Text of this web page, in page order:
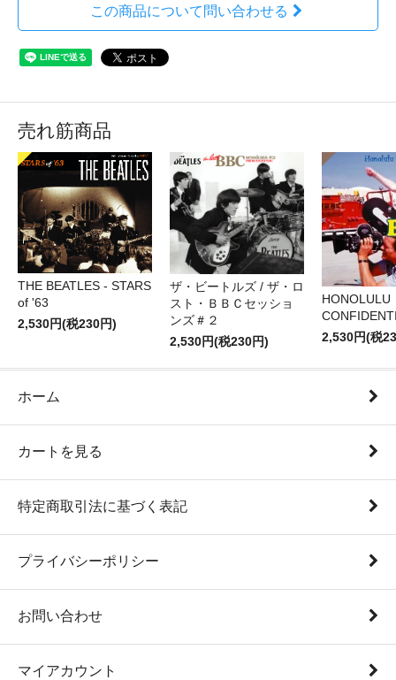
この商品について問い合わせる
売れ筋商品
THE BEATLES - STARS
of '63
2,530円(税230円)
ザ・ビートルズ / ザ・ロ
スト・ＢＢＣセッショ
ンズ＃２
2,530円(税230円)
HONOLULU
2,530円(税
ホーム
カートを見る
特定商取引法に基づく表記
プライバシーポリシー
お問い合わせ
マイアカウント